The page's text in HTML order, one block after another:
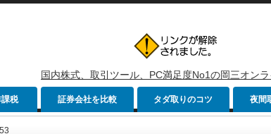
国内株式、取引ツール、PC満足度No1の岡三オン
税 証券会社を比較 タダ取りのコツ 夜間